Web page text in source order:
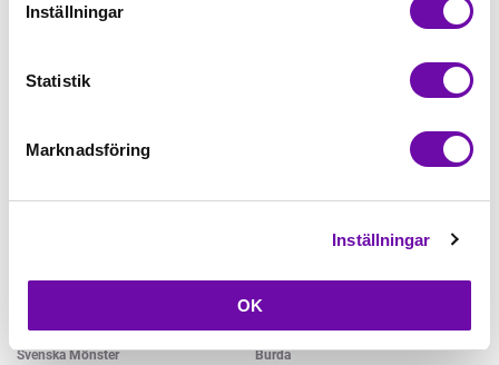
Inställningar
Statistik
Marknadsföring
Inställningar
OK
Svenska Mönster Burda